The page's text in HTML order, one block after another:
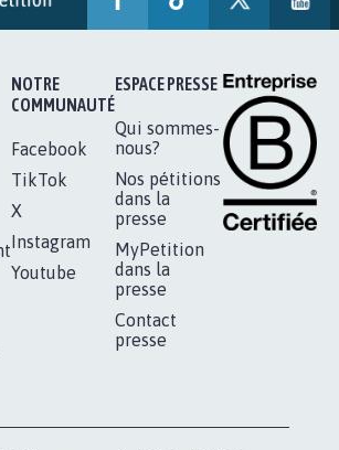
NOTRE
COMMUNAUTÉ
Facebook
TikTok
X
Instagram
Youtube
ESPACE PRESSE
Qui sommes-
nous?
Nos pétitions
dans la
presse
MyPetition
dans la
presse
Contact
presse